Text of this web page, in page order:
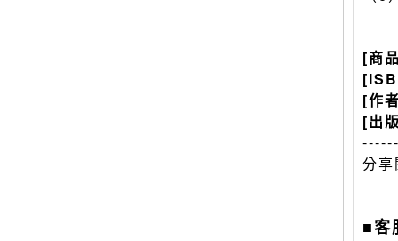
[商
[作
[出
分
■客